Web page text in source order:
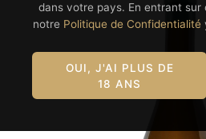
dans votre pays. En entrant
notre Politique de Confidentialité
OUI, J'AI PLUS DE
18 ANS